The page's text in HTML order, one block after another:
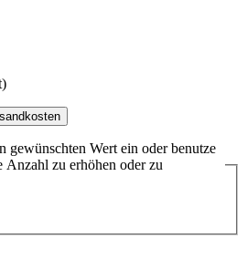
gewünschten Wert ein oder benutze
Anzahl zu erhöhen oder zu